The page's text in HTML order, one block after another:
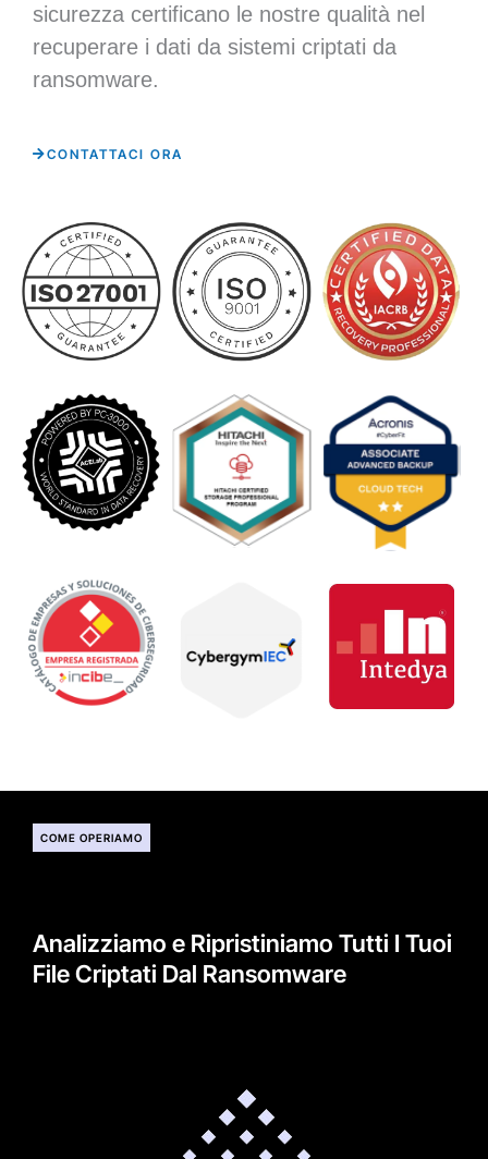
sicurezza certificano le nostre qualità nel
recuperare i dati da sistemi criptati da
ransomware.
CONTATTACI ORA
COME OPERIAMO
Analizziamo e Ripristiniamo Tutti I Tuoi
File Criptati Dal Ransomware